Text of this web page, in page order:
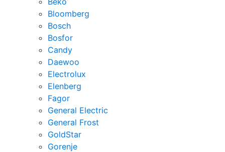
Bloomberg
Bosch
Bosfor
Candy
Daewoo
Electrolux
Elenberg
Fagor
General Electric
General Frost
GoldStar
Gorenje